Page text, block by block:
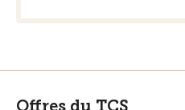
Offres du TCS